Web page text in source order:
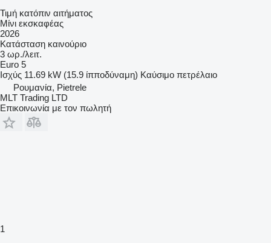
Τιμή κατόπιν αιτήματος
Μίνι εκσκαφέας
2026
Κατάσταση καινούριο
3 ωρ./λειτ.
Euro 5
Ισχύς 11.69 kW (15.9 ίπποδύναμη) Καύσιμο πετρέλαιο
Ρουμανία, Pietrele
MLT Trading LTD
Επικοινωνία με τον πωλητή
1